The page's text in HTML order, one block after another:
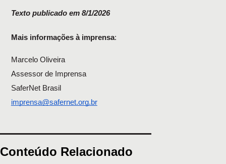
Texto publicado em 8/1/2026
Mais informações à imprensa:
Marcelo Oliveira
Assessor de Imprensa
SaferNet Brasil
imprensa@safernet.org.br
Conteúdo Relacionado